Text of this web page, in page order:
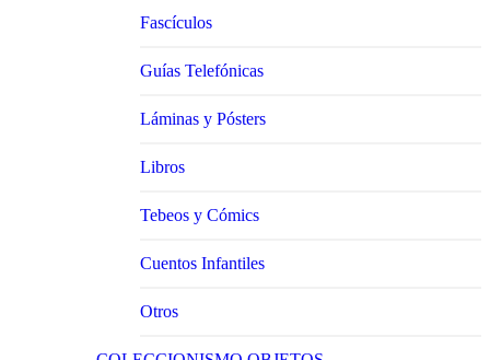
Fascículos
Guías Telefónicas
Láminas y Pósters
Libros
Tebeos y Cómics
Cuentos Infantiles
Otros